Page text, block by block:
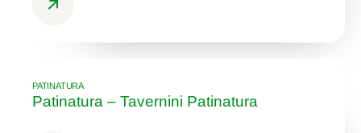
PATINATURA
Patinatura – Tavernini Patinatura